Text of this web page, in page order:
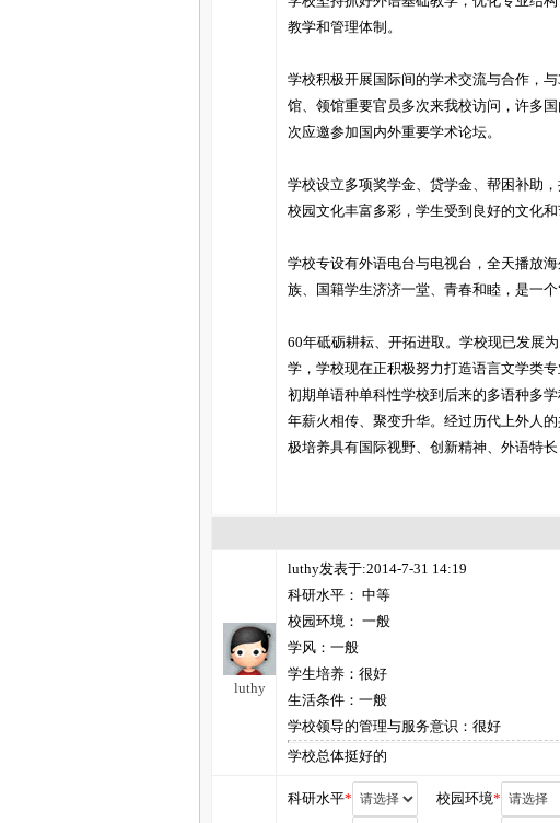
教学和管理体制。
学校积极开展国际间的学术交流与合作，
馆、领馆重要官员多次来我校访问，许多
次应邀参加国内外重要学术论坛。
学校设立多项奖学金、贷学金、帮困补助
校园文化丰富多彩，学生受到良好的文化和
学校专设有外语电台与电视台，全天播放
族、国籍学生济济一堂、青春和睦，是一个
60年砥砺耕耘、开拓进取。学校现已发展
学，学校现在正积极努力打造语言文学类
初期单语种单科性学校到后来的多语种多
年薪火相传、聚变升华。经过历代上外人
极培养具有国际视野、创新精神、外语特
luthy
luthy发表于:2014-7-31 14:19
科研水平： 中等
校园环境： 一般
学风：一般
学生培养：很好
生活条件：一般
学校领导的管理与服务意识：很好
学校总体挺好的
科研水平* 校园环境*